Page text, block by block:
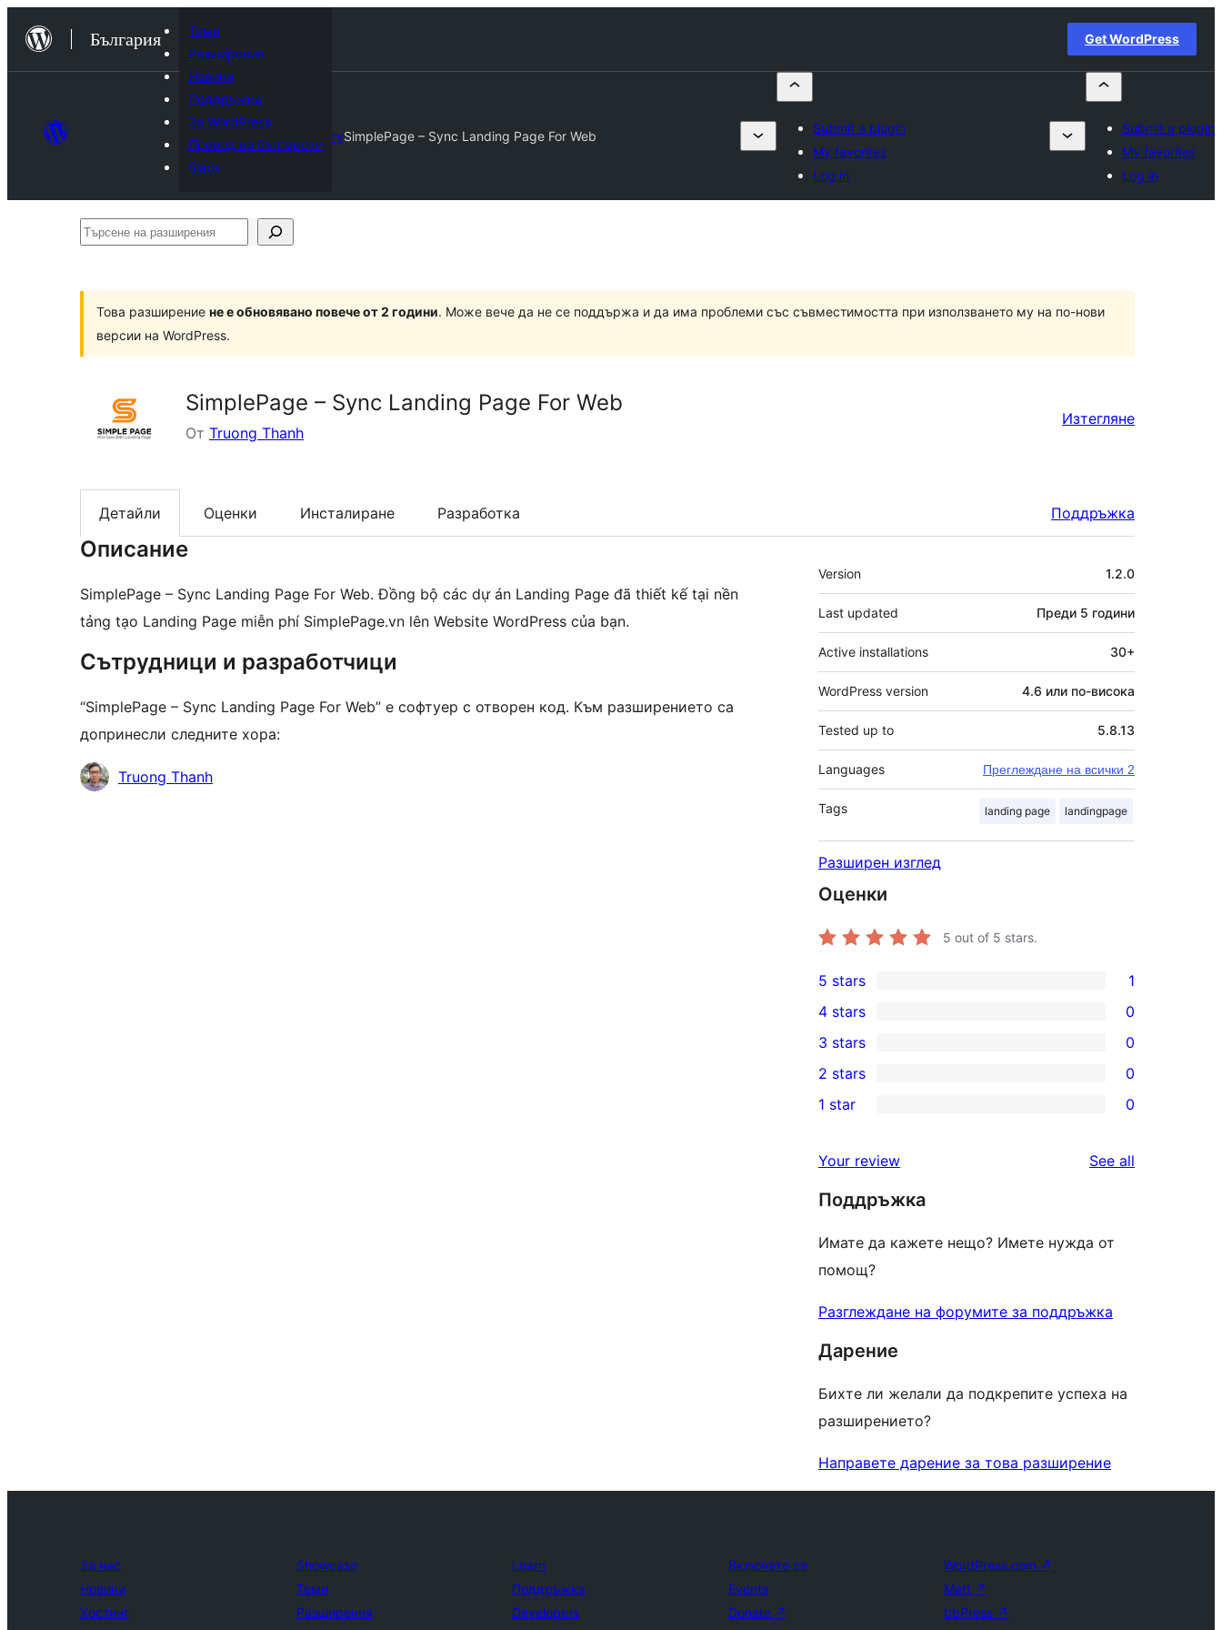
съдържаниетоБългария
Теми
Разширения
Новини
Поддръжка
За WordPress
Превод на български
Slack
Get WordPress
Plugin DirectorySimplePage – Sync Landing Page For Web
Submit a plugin
My favorites
Log in
Submit a plugin
My favorites
Log in
Търсене
Това разширение не е обновявано повече от 2 години. Може вече да не се поддържа и да има проблеми със съвместимостта при използването му на по-нови
версии на WordPress.
SimplePage – Sync Landing Page For Web
От Truong Thanh
Изтегляне
Детайли Оценки Инсталиране Разработка Поддръжка
Описание
SimplePage – Sync Landing Page For Web. Đồng bộ các dự án Landing Page đã thiết kế tại nền
tảng tạo Landing Page miễn phí SimplePage.vn lên Website WordPress của bạn.
Сътрудници и разработчици
“SimplePage – Sync Landing Page For Web” е софтуер с отворен код. Към разширението са
допринесли следните хора:
Сътрудници
Truong Thanh
Мета
Version 1.2.0
Last updated Преди 5 години
Active installations 30+
WordPress version 4.6 или по-висока
Tested up to 5.8.13
Languages Преглеждане на всички 2
Tags landing page landingpage
Разширен изглед
Оценки
5 out of 5 stars.
1
5-
star
review
5 stars 1
4-
star
reviews
4 stars 0
0
3-
star
3 stars 0
2-
reviews
2 stars 0
star
reviews
1 star 0
Your review See all
Поддръжка
Имате да кажете нещо? Имете нужда от
помощ?
Разглеждане на форумите за поддръжка
Дарение
Бихте ли желали да подкрепите успеха на
разширението?
Направете дарение за това разширение
За нас
Новини
Хостинг
Showcase
Теми
Разширения
Learn
Поддръжка
Developers
Включете се
Events
Donate ↗
WordPress.com ↗
Matt ↗
bbPress ↗